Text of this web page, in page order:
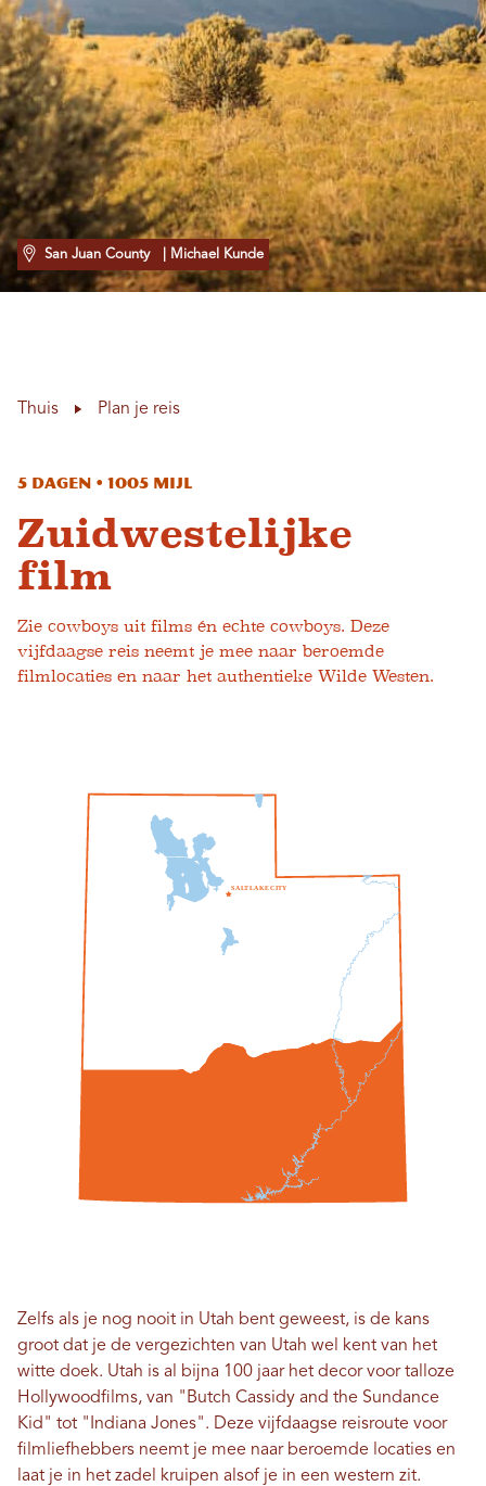
San Juan County | Michael Kunde
Thuis Plan je reis
5 dagen • 1005 mijl
Zuidwestelijke
film
Zie cowboys uit films én echte cowboys. Deze
vijfdaagse reis neemt je mee naar beroemde
filmlocaties en naar het authentieke Wilde Westen.
SALTLAKECITY
Zelfs als je nog nooit in Utah bent geweest, is de kans
groot dat je de vergezichten van Utah wel kent van het
witte doek. Utah is al bijna 100 jaar het decor voor talloze
Hollywoodfilms, van "Butch Cassidy and the Sundance
Kid" tot "Indiana Jones". Deze vijfdaagse reisroute voor
filmliefhebbers neemt je mee naar beroemde locaties en
laat je in het zadel kruipen alsof je in een western zit.